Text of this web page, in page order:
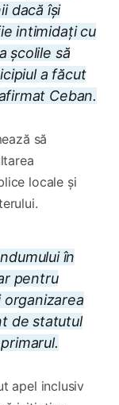
dacă își
intimidați cu
școlile să
a făcut
Ceban.
să
locale și
în
pentru
organizarea
de statutul
apel inclusiv